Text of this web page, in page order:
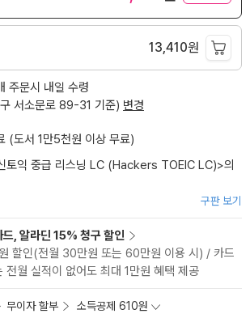
13,410원
주문시 내일 수령
서소문로 89-31 기준) 변경
(도서 1만5천원 이상 무료)
토익 중급 리스닝 LC (Hackers TOEIC LC)>의
구판 보기
, 알라딘 15% 청구 할인
할인(전월 30만원 또는 60만원 이용 시) / 카드
전월 실적이 없어도 최대 1만원 혜택 제공
무이자 할부 소득공제 610원